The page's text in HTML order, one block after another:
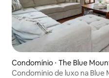
Condomínio ⋅ The Blue
Condomínio de luxo na Blue